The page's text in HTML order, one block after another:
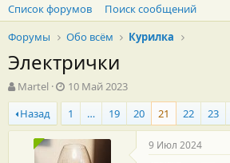
Список форумов
Поиск сообщений
Форумы
Обо всём Курилка
Электрички
А
в
т
о
Martel
Д
а
т
а
н
10 Май 2023
Назад
1 … 19 20 21 22 23
9 Июл 2024